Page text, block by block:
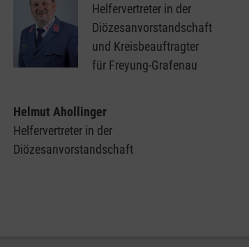
Helfervertreter in der
Diözesanvorstandschaft
und Kreisbeauftragter
für Freyung-Grafenau
Helmut Ahollinger
Helfervertreter in der
Diözesanvorstandschaft